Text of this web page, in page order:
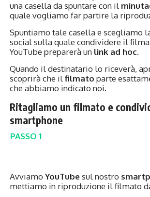
una casella da spuntare con il
quale vogliamo far partire la
Spuntiamo tale casella e scegliamo
social sulla quale condividere il
YouTube preparerà un link ad hoc.
Quando il destinatario lo riceverà,
scoprirà che ilfilmato parte
che abbiamo indicato noi.
Ritagliamo un filmato e
smartphone
PASSO 1
Avviamo YouTubesul nostro
mettiamo in riproduzione il filmato